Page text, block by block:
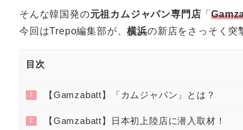
そんな韓国発の元祖カムジャパン専門店 「
今回はTrepo編集部が、横浜の新店をさっそく突
目次
1 【Gamzabatt】「カムジャパン」とは？
2 【Gamzabatt】日本初上陸店に潜入取材！